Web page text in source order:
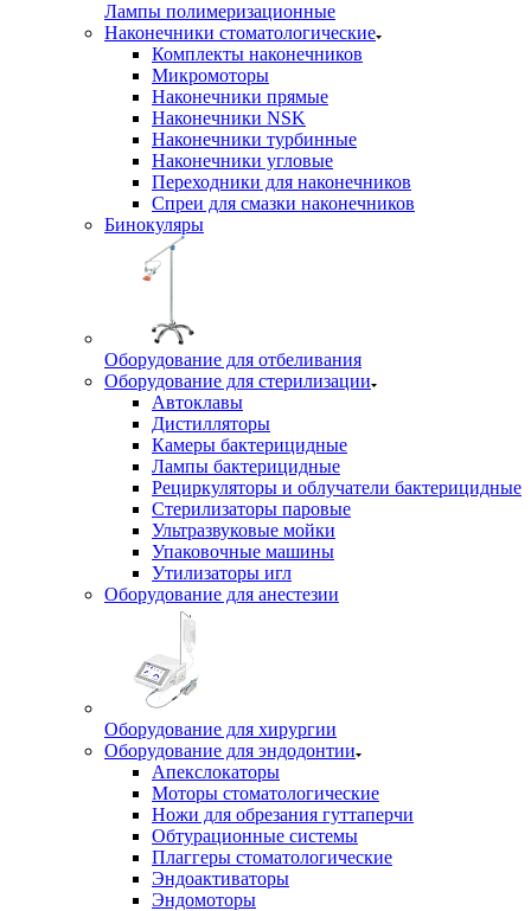
Лампы полимеризационные
Наконечники стоматологические
Комплекты наконечников
Микромоторы
Наконечники прямые
Наконечники NSK
Наконечники турбинные
Наконечники угловые
Переходники для наконечников
Спреи для смазки наконечников
Бинокуляры
Оборудование для отбеливания
Оборудование для стерилизации
Автоклавы
Дистилляторы
Камеры бактерицидные
Лампы бактерицидные
Рециркуляторы и облучатели бактерицидные
Стерилизаторы паровые
Ультразвуковые мойки
Упаковочные машины
Утилизаторы игл
Оборудование для анестезии
Оборудование для хирургии
Оборудование для эндодонтии
Апекслокаторы
Моторы стоматологические
Ножи для обрезания гуттаперчи
Обтурационные системы
Плаггеры стоматологические
Эндоактиваторы
Эндомоторы